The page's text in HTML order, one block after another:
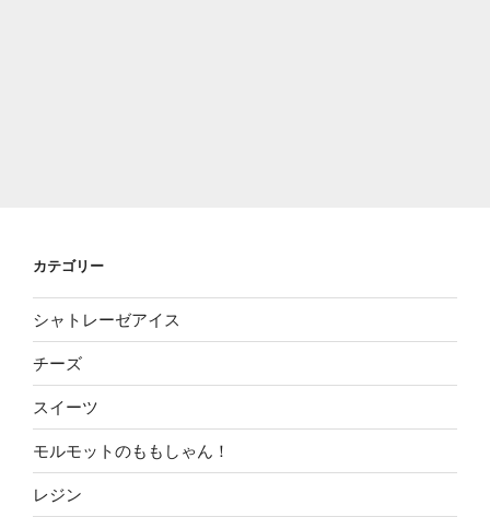
カテゴリー
シャトレーゼアイス
チーズ
スイーツ
モルモットのももしゃん！
レジン